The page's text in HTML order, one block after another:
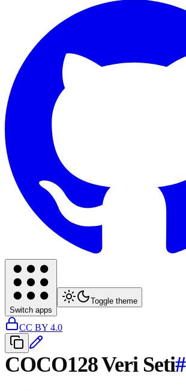
Switch apps
Toggle theme
CC BY 4.0
COCO128 Veri Seti#